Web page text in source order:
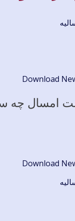
Download
امسال چه
Download